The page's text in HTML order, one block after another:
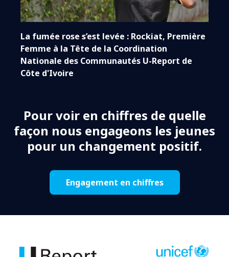
La fumée rose s’est levée : Rockiat, Première
Femme à la Tête de la Coordination
Nationale des Communautés U-Report de
Côte d'Ivoire
Pour voir en chiffres de quelle
façon nous engageons les jeunes
pour un changement positif.
Engagement en chiffres